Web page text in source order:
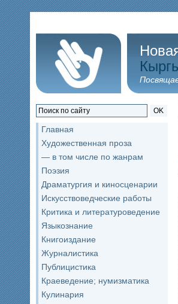
OK
Главная
Художественная проза
— в том числе по жанрам
Поэзия
Драматургия и киносценарии
Искусствоведческие работы
Критика и литературоведение
Языкознание
Книгоиздание
Журналистика
Публицистика
Краеведение; нумизматика
Кулинария